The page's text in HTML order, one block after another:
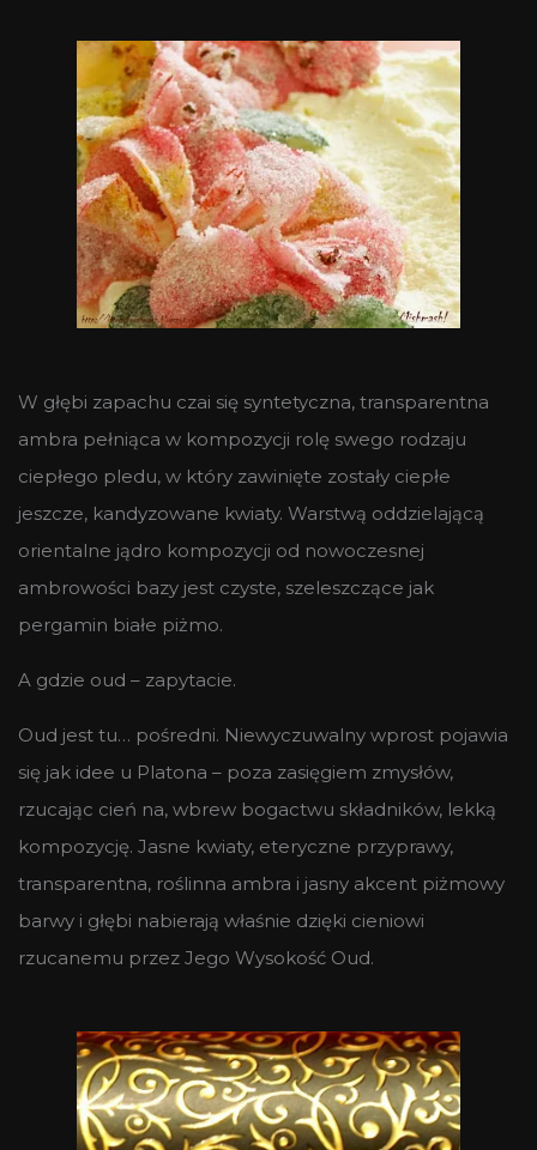
W głębi zapachu czai się syntetyczna, transparentna
ambra pełniąca w kompozycji rolę swego rodzaju
ciepłego pledu, w który zawinięte zostały ciepłe
jeszcze, kandyzowane kwiaty. Warstwą oddzielającą
orientalne jądro kompozycji od nowoczesnej
ambrowości bazy jest czyste, szeleszczące jak
pergamin białe piżmo.
A gdzie oud – zapytacie.
Oud jest tu… pośredni. Niewyczuwalny wprost pojawia
się jak idee u Platona – poza zasięgiem zmysłów,
rzucając cień na, wbrew bogactwu składników, lekką
kompozycję. Jasne kwiaty, eteryczne przyprawy,
transparentna, roślinna ambra i jasny akcent piżmowy
barwy i głębi nabierają właśnie dzięki cieniowi
rzucanemu przez Jego Wysokość Oud.